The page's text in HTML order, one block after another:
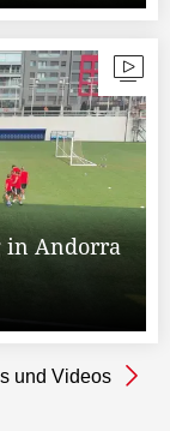
in Andorra
und Videos